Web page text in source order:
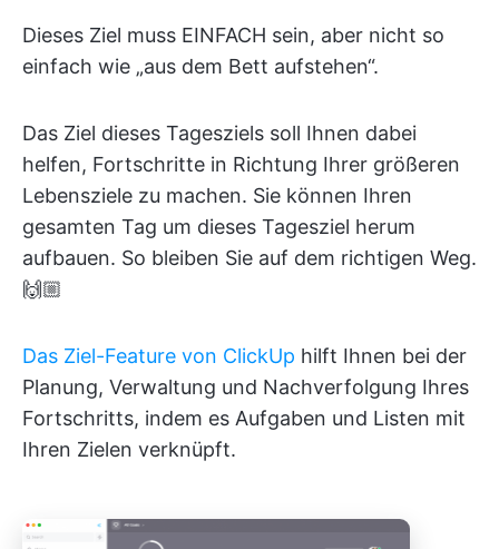
Dieses Ziel muss EINFACH sein, aber nicht so
einfach wie „aus dem Bett aufstehen“.
Das Ziel dieses Tagesziels soll Ihnen dabei
helfen, Fortschritte in Richtung Ihrer größeren
Lebensziele zu machen. Sie können Ihren
gesamten Tag um dieses Tagesziel herum
aufbauen. So bleiben Sie auf dem richtigen Weg.
🙌🏼
Das Ziel-Feature von ClickUp hilft Ihnen bei der
Planung, Verwaltung und Nachverfolgung Ihres
Fortschritts, indem es Aufgaben und Listen mit
Ihren Zielen verknüpft.